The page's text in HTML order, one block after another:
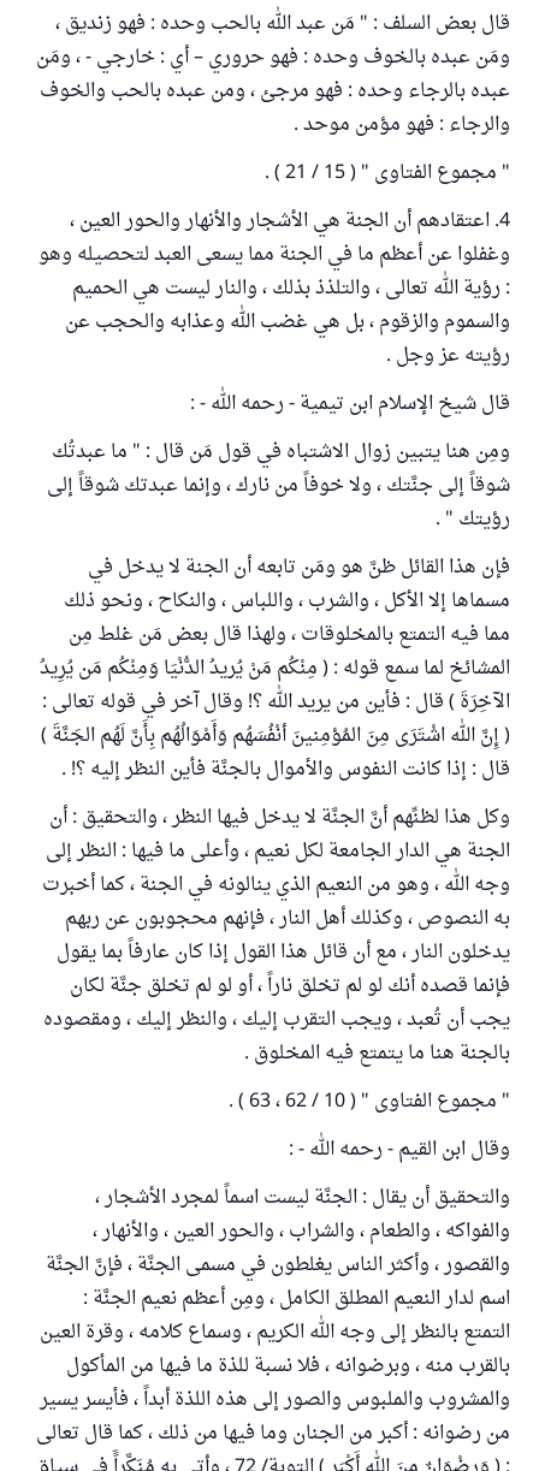
قال بعض السلف : " مَن عبد الله بالحب وحده : فهو زنديق ،
ومَن عبده بالخوف وحده : فهو حروري – أي : خارجي - ، ومَن
عبده بالرجاء وحده : فهو مرجئ ، ومن عبده بالحب والخوف
والرجاء : فهو مؤمن موحد .
" مجموع الفتاوى " ( 15 / 21 ) .
4. اعتقادهم أن الجنة هي الأشجار والأنهار والحور العين ،
وغفلوا عن أعظم ما في الجنة مما يسعى العبد لتحصيله وهو
: رؤية الله تعالى ، والتلذذ بذلك ، والنار ليست هي الحميم
والسموم والزقوم ، بل هي غضب الله وعذابه والحجب عن
رؤيته عز وجل .
قال شيخ الإسلام ابن تيمية - رحمه الله - :
ومِن هنا يتبين زوال الاشتباه في قول مَن قال : " ما عبدتُك
شوقاً إلى جنَّتك ، ولا خوفاً من نارك ، وإنما عبدتك شوقاً إلى
رؤيتك " .
فإن هذا القائل ظنَّ هو ومَن تابعه أن الجنة لا يدخل في
مسماها إلا الأكل ، والشرب ، واللباس ، والنكاح ، ونحو ذلك
مما فيه التمتع بالمخلوقات ، ولهذا قال بعض مَن غلط مِن
المشائخ لما سمع قوله : ( مِنْكُم مَنْ يُريدُ الدُّنْيَا وَمِنْكُم مَن يُرِيدُ
الآخِرَةَ ) قال : فأين من يريد الله ؟! وقال آخر في قوله تعالى :
( إِنَّ الله اشْتَرَى مِنَ المُؤمِنينَ أنْفُسَهُم وَأَمْوَالُهُم بِأَنَّ لَهُم الجَنَّةَ )
قال : إذا كانت النفوس والأموال بالجنَّة فأين النظر إليه ؟! .
وكل هذا لظنِّهم أنَّ الجنَّة لا يدخل فيها النظر ، والتحقيق : أن
الجنة هي الدار الجامعة لكل نعيم ، وأعلى ما فيها : النظر إلى
وجه الله ، وهو من النعيم الذي ينالونه في الجنة ، كما أخبرت
به النصوص ، وكذلك أهل النار ، فإنهم محجوبون عن ربهم
يدخلون النار ، مع أن قائل هذا القول إذا كان عارفاً بما يقول
فإنما قصده أنك لو لم تخلق ناراً ، أو لو لم تخلق جنَّة لكان
يجب أن تُعبد ، ويجب التقرب إليك ، والنظر إليك ، ومقصوده
بالجنة هنا ما يتمتع فيه المخلوق .
" مجموع الفتاوى " ( 10 / 62 ، 63 ) .
وقال ابن القيم - رحمه الله - :
والتحقيق أن يقال : الجنَّة ليست اسماً لمجرد الأشجار ،
والفواكه ، والطعام ، والشراب ، والحور العين ، والأنهار ،
والقصور ، وأكثر الناس يغلطون في مسمى الجنَّة ، فإنَّ الجنَّة
اسم لدار النعيم المطلق الكامل ، ومِن أعظم نعيم الجنَّة :
التمتع بالنظر إلى وجه الله الكريم ، وسماع كلامه ، وقرة العين
بالقرب منه ، وبرضوانه ، فلا نسبة للذة ما فيها من المأكول
والمشروب والملبوس والصور إلى هذه اللذة أبداً ، فأيسر يسير
من رضوانه : أكبر من الجنان وما فيها من ذلك ، كما قال تعالى